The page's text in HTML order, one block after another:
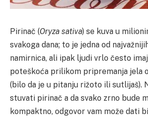
Pirinač (Oryza sativa) se kuva u
svakoga dana; to je jedna od
namirnica, ali ipak ljudi vrlo često
poteškoća prilikom pripremanja jela
(bilo da je u pitanju rižoto ili sutlijaš).
stuvati pirinač a da svako zrno bude
kompaktno, odgovor vam može dati